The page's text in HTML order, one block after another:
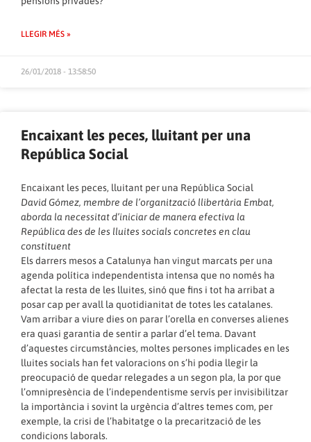
LLEGIR MÉS »
26/01/2018 - 13:58:50
Encaixant les peces, lluitant per una
República Social
Encaixant les peces, lluitant per una República Social
David Gómez, membre de l’organització llibertària Embat,
aborda la necessitat d’iniciar de manera efectiva la
República des de les lluites socials concretes en clau
constituent
Els darrers mesos a Catalunya han vingut marcats per una
agenda política independentista intensa que no només ha
afectat la resta de les lluites, sinó que fins i tot ha arribat a
posar cap per avall la quotidianitat de totes les catalanes.
Vam arribar a viure dies on parar l’orella en converses alienes
era quasi garantia de sentir a parlar d’el tema. Davant
d’aquestes circumstàncies, moltes persones implicades en les
lluites socials han fet valoracions on s’hi podia llegir la
preocupació de quedar relegades a un segon pla, la por que
l’omnipresència de l’independentisme servís per invisibilitzar
la importància i sovint la urgència d’altres temes com, per
exemple, la crisi de l’habitatge o la precarització de les
condicions laborals.